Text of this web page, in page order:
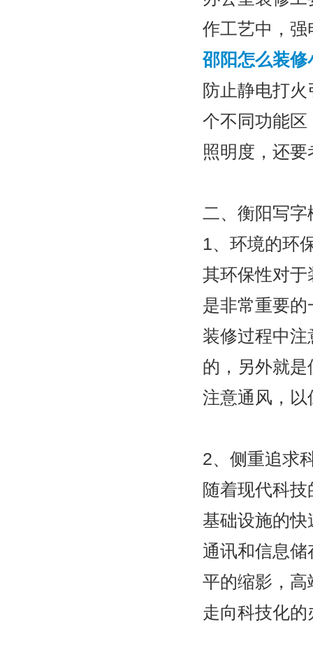
作工艺中，
邵阳怎么装
防止静电打
个不同功能
照明度，还
二、衡阳写
1、环境的环
其环保性对
是非常重要
装修过程中
的，另外就
注意通风，
2、侧重追求
随着现代科
基础设施的
通讯和信息
平的缩影，
走向科技化的